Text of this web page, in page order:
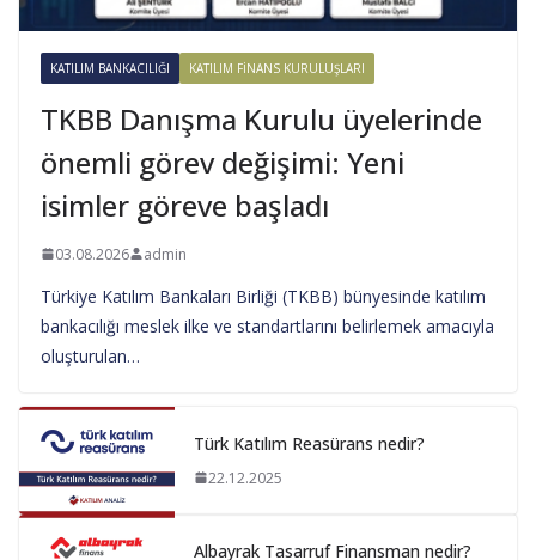
KATILIM BANKACILIĞI KATILIM FINANS KURULUŞLARI
TKBB Danışma Kurulu üyelerinde
önemli görev değişimi: Yeni
isimler göreve başladı
03.08.2026 admin
Türkiye Katılım Bankaları Birliği (TKBB) bünyesinde katılım
bankacılığı meslek ilke ve standartlarını belirlemek amacıyla
oluşturulan…
Türk Katılım Reasürans nedir?
22.12.2025
Albayrak Tasarruf Finansman nedir?